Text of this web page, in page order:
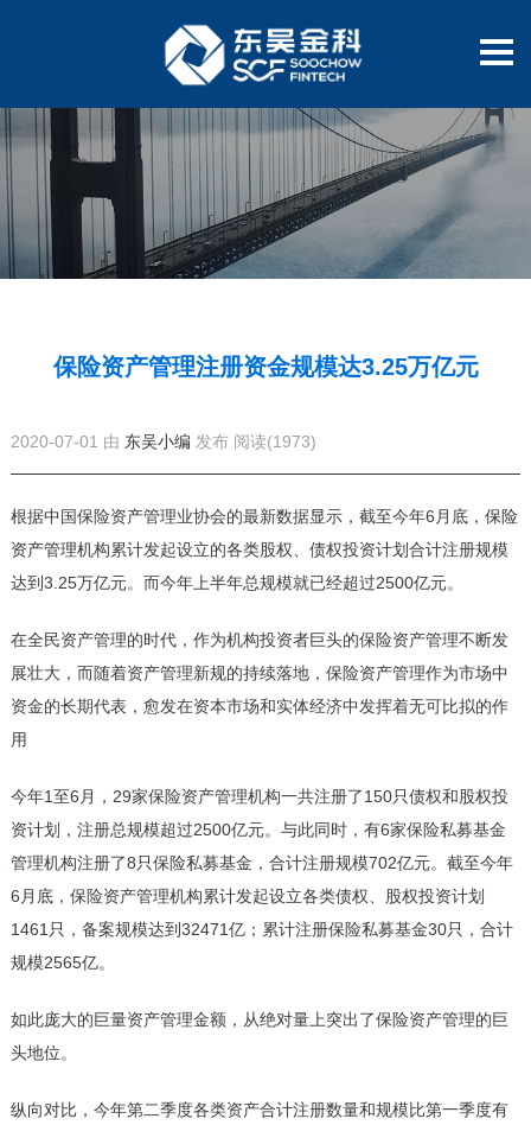
保险资产管理注册资金规模达3.25万亿元
2020-07-01 由 东吴小编 发布 阅读(1973)
根据中国保险资产管理业协会的最新数据显示，截至今年6月底， 保险
资产管理机构累计发起设立的各类股权、债权投资计划合计注册规模
达到3.25万亿元。而今年上半年总规模就已经超过2500亿元。
在全民资产管理的时代，作为机构投资者巨头的保险资产管理不断发
展壮大，而随着资产管理新规的持续落地，保险资产管理作为市场中
资金的长期代表，愈发在资本市场和实体经济中发挥着无可比拟的作
用
今年1至6月，29家保险资产管理机构一共注册了150只债权和股权投
资计划，注册总规模超过2500亿元。与此同时，有6家保险私募基金
管理机构注册了8只保险私募基金，合计注册规模702亿元。截至今年
6月底，保险资产管理机构累计发起设立各类债权、股权投资计划
1461只，备案规模达到32471亿；累计注册保险私募基金30只，合计
规模2565亿。
如此庞大的巨量资产管理金额，从绝对量上突出了保险资产管理的巨
头地位。
纵向对比，今年第二季度各类资产合计注册数量和规模比第一季度有